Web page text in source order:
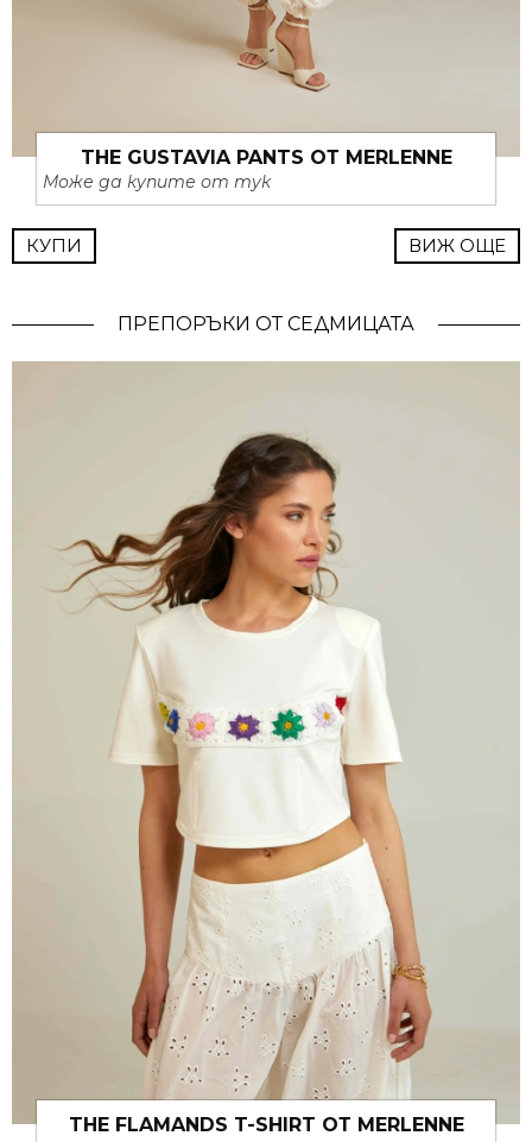
THE GUSTAVIA PANTS ОТ MERLENNE
Може да купите от тук
КУПИ ВИЖ ОЩЕ
ПРЕПОРЪКИ ОТ СЕДМИЦАТА
THE FLAMANDS T-SHIRT ОТ MERLENNE